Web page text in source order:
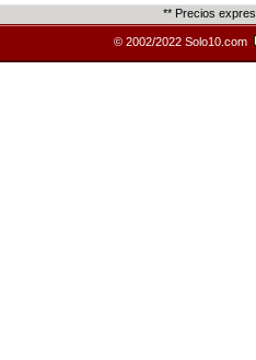
** Precios
© 2002/2022 Solo10.com